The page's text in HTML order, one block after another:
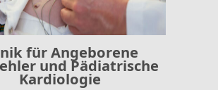
für Angeborene
und Pädiatrische
Kardiologie